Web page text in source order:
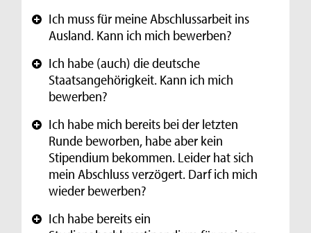
+ Ich muss für meine Abschlussarbeit ins
Ausland. Kann ich mich bewerben?
+ Ich habe (auch) die deutsche
Staatsangehörigkeit. Kann ich mich
bewerben?
+ Ich habe mich bereits bei der letzten
Runde beworben, habe aber kein
Stipendium bekommen. Leider hat sich
mein Abschluss verzögert. Darf ich mich
wieder bewerben?
+ Ich habe bereits ein